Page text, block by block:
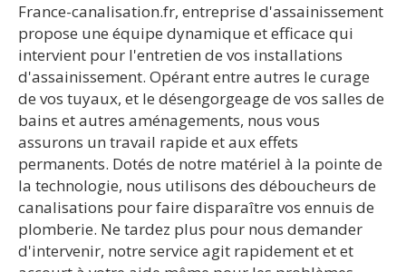
France-canalisation.fr, entreprise d'assainissement
propose une équipe dynamique et efficace qui
intervient pour l'entretien de vos installations
d'assainissement. Opérant entre autres le curage
de vos tuyaux, et le désengorgeage de vos salles de
bains et autres aménagements, nous vous
assurons un travail rapide et aux effets
permanents. Dotés de notre matériel à la pointe de
la technologie, nous utilisons des déboucheurs de
canalisations pour faire disparaître vos ennuis de
plomberie. Ne tardez plus pour nous demander
d'intervenir, notre service agit rapidement et et